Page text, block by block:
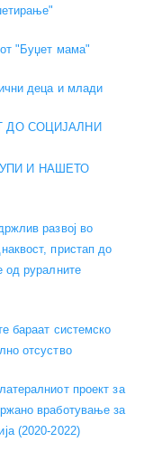
"Буџет мама"
деца и млади
ДО СОЦИЈАЛНИ
И НАШЕТО
развој во
пристап до
од руралните
бараат системско
отсуство
проект за
вработување за
(2020-2022)